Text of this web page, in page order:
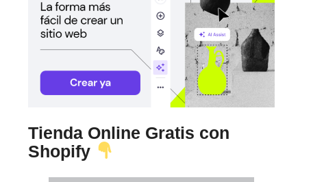
Tienda Online Gratis con
Shopify